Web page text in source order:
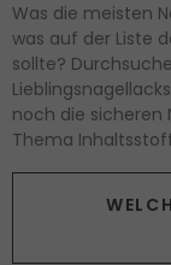
Was die meisten
was auf der Liste
sollte?
noch die sicheren
Thema